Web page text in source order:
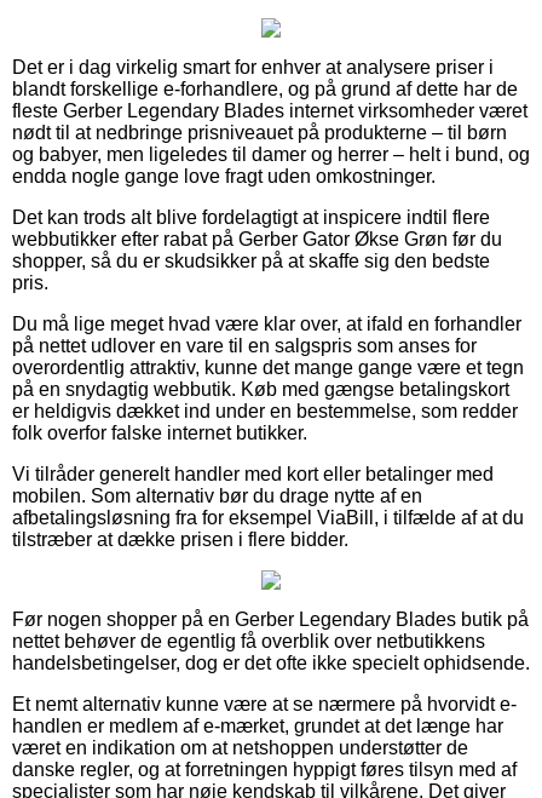
Det er i dag virkelig smart for enhver at analysere priser i
blandt forskellige e-forhandlere, og på grund af dette har de
fleste Gerber Legendary Blades internet virksomheder været
nødt til at nedbringe prisniveauet på produkterne – til børn
og babyer, men ligeledes til damer og herrer – helt i bund, og
endda nogle gange love fragt uden omkostninger.
Det kan trods alt blive fordelagtigt at inspicere indtil flere
webbutikker efter rabat på Gerber Gator Økse Grøn før du
shopper, så du er skudsikker på at skaffe sig den bedste
pris.
Du må lige meget hvad være klar over, at ifald en forhandler
på nettet udlover en vare til en salgspris som anses for
overordentlig attraktiv, kunne det mange gange være et tegn
på en snydagtig webbutik. Køb med gængse betalingskort
er heldigvis dækket ind under en bestemmelse, som redder
folk overfor falske internet butikker.
Vi tilråder generelt handler med kort eller betalinger med
mobilen. Som alternativ bør du drage nytte af en
afbetalingsløsning fra for eksempel ViaBill, i tilfælde af at du
tilstræber at dække prisen i flere bidder.
Før nogen shopper på en Gerber Legendary Blades butik på
nettet behøver de egentlig få overblik over netbutikkens
handelsbetingelser, dog er det ofte ikke specielt ophidsende.
Et nemt alternativ kunne være at se nærmere på hvorvidt e-
handlen er medlem af e-mærket, grundet at det længe har
været en indikation om at netshoppen understøtter de
danske regler, og at forretningen hyppigt føres tilsyn med af
specialister som har nøje kendskab til vilkårene. Det giver